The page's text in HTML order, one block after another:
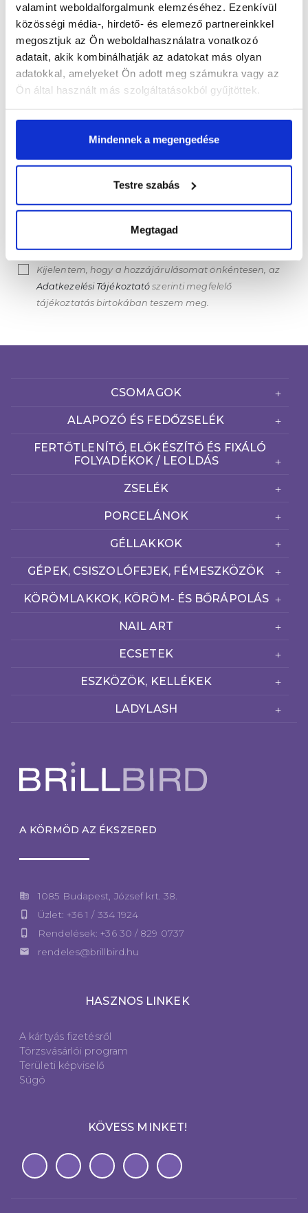
valamint weboldalforgalmunk elemzéséhez. Ezenkívül
közösségi média-, hirdető- és elemező partnereinkkel
megosztjuk az Ön weboldalhasználatra vonatkozó
adatait, akik kombinálhatják az adatokat más olyan
adatokkal, amelyeket Ön adott meg számukra vagy az
Ön által használt más szolgáltatásokból gyűjtöttek.
Mindennek a megengedése
Testre szabás
Megtagad
LÉGY NAPRAKÉSZ
Értesülj egy pillantás alatt a legújabb körmös
hírekről, kedvezményekről és újdonságokról!
FELIRATKOZOM
Kijelentem, hogy a hozzájárulásomat önkéntesen, az
Adatkezelési Tájékoztató szerinti megfelelő
tájékoztatás birtokában teszem meg.
CSOMAGOK
ALAPOZÓ ÉS FEDŐZSELÉK
FERTŐTLENÍTŐ, ELŐKÉSZÍTŐ ÉS FIXÁLÓ
FOLYADÉKOK / LEOLDÁS
ZSELÉK
PORCELÁNOK
GÉLLAKKOK
GÉPEK, CSISZOLÓFEJEK, FÉMESZKÖZÖK
KÖRÖMLAKKOK, KÖRÖM- ÉS BŐRÁPOLÁS
NAIL ART
ECSETEK
ESZKÖZÖK, KELLÉKEK
LADYLASH
A KÖRMÖD AZ ÉKSZERED
corporate_fare 1085 Budapest, József krt. 38.
phone_iphone Üzlet: +36 1 / 334 1924
phone_iphone Rendelések: +36 30 / 829 0737
email rendeles@brillbird.hu
HASZNOS LINKEK
A kártyás fizetésről
Törzsvásárlói program
Területi képviselő
Súgó
KÖVESS MINKET!